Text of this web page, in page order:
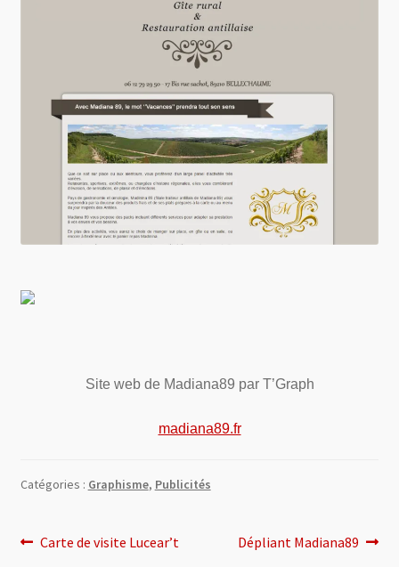
Site web de Madiana89 par T’Graph
madiana89.fr
Catégories : Graphisme, Publicités
Navigation
Article
Carte de visite Lucear’t
Article
Dépliant Madiana89